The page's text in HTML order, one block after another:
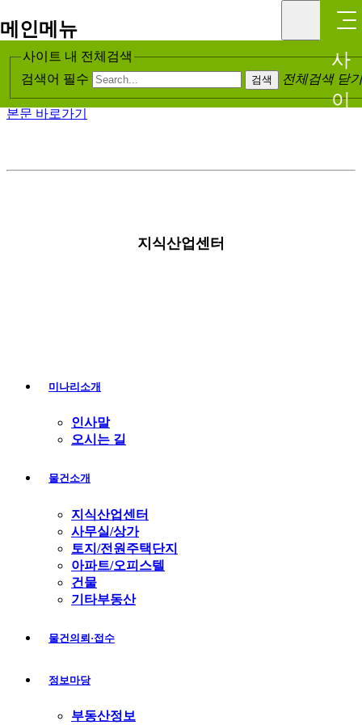
✅전용 80평대 지식산업센터
(업무용)_매매 > 지식산업센터
본문 바로가기
메인메뉴
사이트 내 전체검색
검색어 필수
검색 전체검색 닫기
지식산업센터
미나리소개
인사말
오시는 길
물건소개
지식산업센터
사무실/상가
토지/전원주택단지
아파트/오피스텔
건물
기타부동산
물건의뢰·접수
정보마당
부동산정보
사
이